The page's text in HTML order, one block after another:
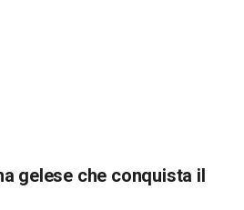
gelese che conquista il